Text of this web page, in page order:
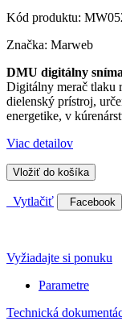
Kód produktu:
Značka: Marweb
DMU digitálny
Digitálny merač tlaku
dielenský prístroj,
energetike, v
Viac detailov
Vložiť do košíka
Vytlačiť Facebook
Vyžiadajte si ponuku
Parametre
Technická